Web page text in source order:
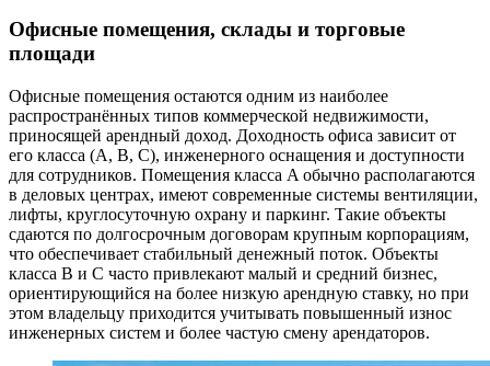
Офисные помещения, склады и торговые
площади
Офисные помещения остаются одним из наиболее
распространённых типов коммерческой недвижимости,
приносящей арендный доход. Доходность офиса зависит от
его класса (A, B, C), инженерного оснащения и доступности
для сотрудников. Помещения класса A обычно располагаются
в деловых центрах, имеют современные системы вентиляции,
лифты, круглосуточную охрану и паркинг. Такие объекты
сдаются по долгосрочным договорам крупным корпорациям,
что обеспечивает стабильный денежный поток. Объекты
класса B и C часто привлекают малый и средний бизнес,
ориентирующийся на более низкую арендную ставку, но при
этом владельцу приходится учитывать повышенный износ
инженерных систем и более частую смену арендаторов.